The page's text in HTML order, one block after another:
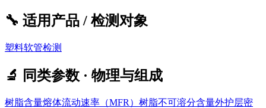
🔧 适用产品 / 检测对象
塑料软管检测
🔬 同类参数 · 物理与组成
树脂含量熔体流动速率（MFR） 树脂不可溶分含量外护层密